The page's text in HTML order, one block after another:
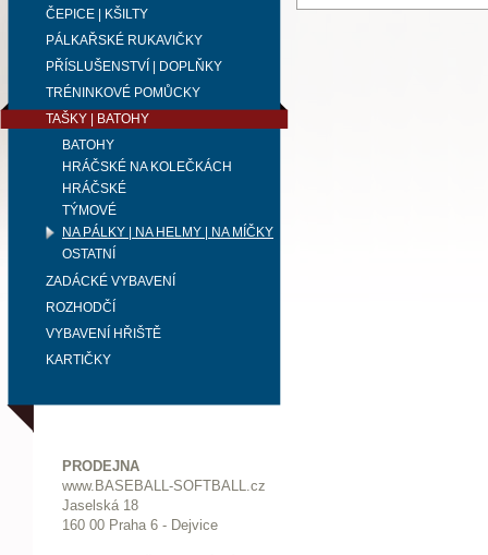
ČEPICE | KŠILTY
PÁLKAŘSKÉ RUKAVIČKY
PŘÍSLUŠENSTVÍ | DOPLŇKY
TRÉNINKOVÉ POMŮCKY
TAŠKY | BATOHY
BATOHY
HRÁČSKÉ NA KOLEČKÁCH
HRÁČSKÉ
TÝMOVÉ
NA PÁLKY | NA HELMY | NA MÍČKY
OSTATNÍ
ZADÁCKÉ VYBAVENÍ
ROZHODČÍ
VYBAVENÍ HŘIŠTĚ
KARTIČKY
PRODEJNA
www.BASEBALL-SOFTBALL.cz
Jaselská 18
160 00 Praha 6 - Dejvice